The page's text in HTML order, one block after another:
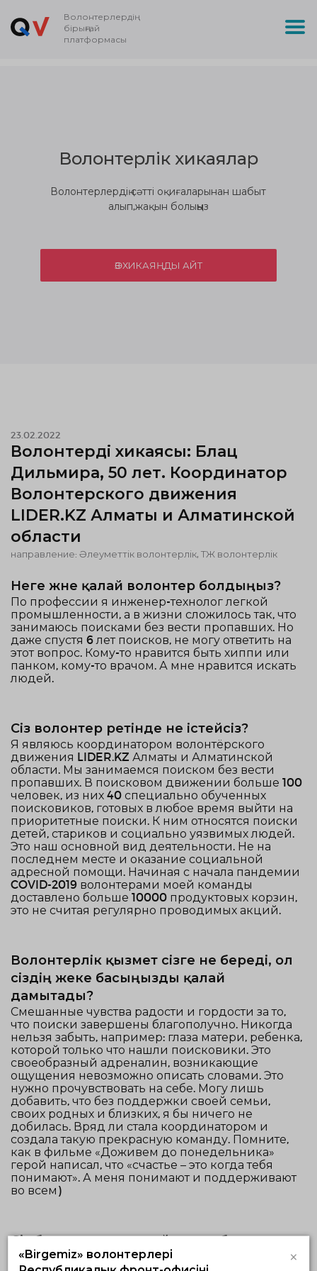
Волонтерлердің
бірыңғай
платформасы
Волонтерлік хикаялар
Волонтерлердің сәтті оқиғаларынан шабыт
алып,жақын болыңыз
ӨЗ ХИКАЯҢДЫ АЙТ
23.02.2022
Волонтердің хикаясы: Блац
Дильмира, 50 лет. Координатор
Волонтерского движения
LIDER.KZ Алматы и Алматинской
области
направление: Әлеуметтік волонтерлік, ТЖ волонтерлік
Неге және қалай волонтер болдыңыз?
По профессии я инженер-технолог легкой
промышленности, а в жизни сложилось так, что
занимаюсь поисками без вести пропавших. Но
даже спустя 6 лет поисков, не могу ответить на
этот вопрос. Кому-то нравится быть хиппи или
панком, кому-то врачом. А мне нравится искать
людей.
Сіз волонтер ретінде не істейсіз?
Я являюсь координатором волонтёрского
движения LIDER.KZ Алматы и Алматинской
области. Мы занимаемся поиском без вести
пропавших. В поисковом движении больше 100
человек, из них 40 специально обученных
поисковиков, готовых в любое время выйти на
приоритетные поиски. К ним относятся поиски
детей, стариков и социально уязвимых людей.
Это наш основной вид деятельности. Не на
последнем месте и оказание социальной
адресной помощи. Начиная с начала пандемии
COVID-2019 волонтерами моей команды
доставлено больше 10000 продуктовых корзин,
это не считая регулярно проводимых акций.
Волонтерлік қызмет сізге не береді, ол
сіздің жеке басыңызды қалай
дамытады?
Смешанные чувства радости и гордости за то,
что поиски завершены благополучно. Никогда
нельзя забыть, например: глаза матери, ребенка,
которой только что нашли поисковики. Это
своеобразный адреналин, возникающие
ощущения невозможно описать словами. Это
нужно прочувствовать на себе. Могу лишь
добавить, что без поддержки своей семьи,
своих родных и близких, я бы ничего не
добилась. Вряд ли стала координатором и
создала такую прекрасную команду. Помните,
как в фильме «Доживем до понедельника»
герой написал, что «счастье – это когда тебя
понимают». А меня понимают и поддерживают
во всем)
Сіз басқаларға қандай кеңес бере
аласыз? Волонтерлікте өз бағытын
«Birgemiz» волонтерлері
×